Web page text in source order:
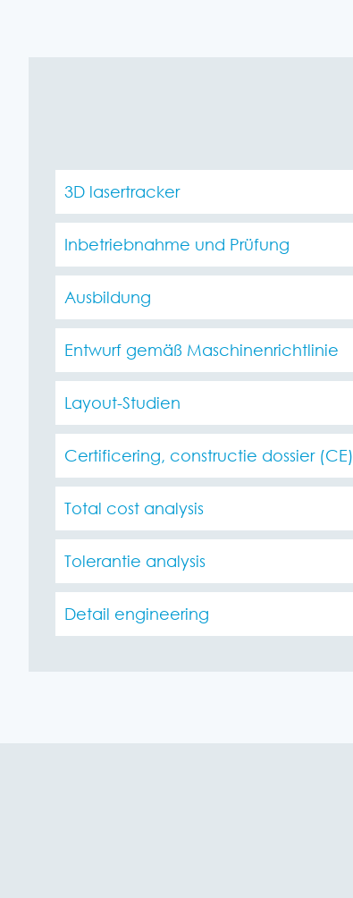
3D lasertracker
Inbetriebnahme und Prüfung
Ausbildung
Entwurf gemäß Maschinenrichtlinie
Layout-Studien
Certificering, constructie dossier (CE)
Total cost analysis
Tolerantie analysis
Detail engineering